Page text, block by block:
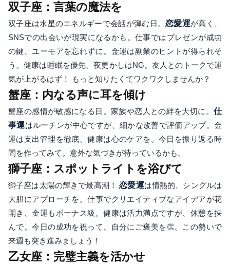
双子座：言葉の魔法を
双子座は水星のエネルギーで会話が弾む日。恋愛運が高く、
SNSでの出会いが現実になるかも。仕事ではプレゼンが成功
の鍵、ユーモアを忘れずに。金運は副業のヒントが得られそ
う。健康は睡眠を優先、夜更かしはNG。友人とのトークで運
気が上がるはず！ もっと知りたくてワクワクしませんか？
蟹座：内なる声に耳を傾け
蟹座の感情が敏感になる日。家族や恋人との絆を大切に。 仕
事運はルーチンが中心ですが、細かな改善で評価アップ。金
運は支出管理を徹底、健康は心のケアを。今日を振り返る時
間を作ってみて。意外な気づきが待っているかも。
獅子座：スポットライトを浴びて
獅子座は太陽の輝きで最高潮！恋愛運は情熱的、シングルは
大胆にアプローチを。仕事でクリエイティブなアイデアが花
開き、金運もボーナス級。健康は活力満点ですが、休憩を挟
んで。今日の成功を祝って、自分にご褒美を👏。この勢いで
来週も突き進みましょう！
乙女座：完璧主義を活かせ